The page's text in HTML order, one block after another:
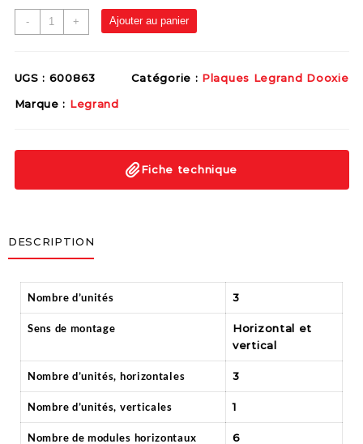
- + Ajouter au panier
UGS : 600863 Catégorie : Plaques Legrand Dooxie
Marque : Legrand
Fiche technique
DESCRIPTION
Nombre d’unités 3
Sens de montage
Horizontal et
vertical
Nombre d’unités, horizontales 3
Nombre d’unités, verticales 1
Nombre de modules horizontaux
6